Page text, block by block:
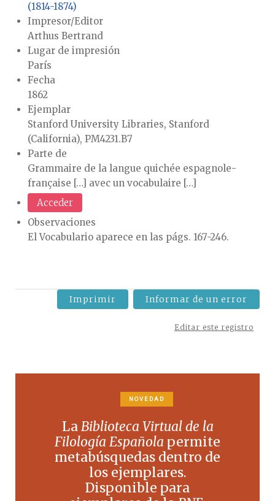
(1814-1874)
Impresor/Editor
Arthus Bertrand
Lugar de impresión
París
Fecha
1862
Ejemplar
Stanford University Libraries, Stanford
(California), PM4231.B7
Parte de
Grammaire de la langue quichée espagnole-
française […] avec un vocabulaire […]
Acceder
Observaciones
El Vocabulario aparece en las págs. 167-246.
Imprimir Informar de un error
Editar este registro
NOVEDAD
LaBiblioteca Virtual de la
Filología Española permite
metabúsquedas dentro de
los ejemplares.
Disponible para